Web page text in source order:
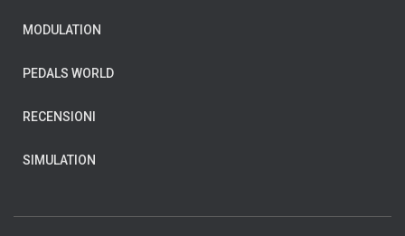
MODULATION
PEDALS WORLD
RECENSIONI
SIMULATION